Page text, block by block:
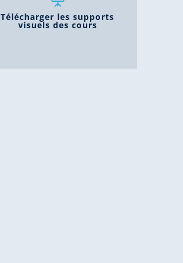
Télécharger les supports
visuels des cours